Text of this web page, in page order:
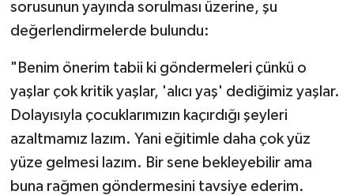
sorusunun yayında sorulması üzerine, şu
değerlendirmelerde bulundu:
"Benim önerim tabii ki göndermeleri çünkü o
yaşlar çok kritik yaşlar, 'alıcı yaş' dediğimiz yaşlar.
Dolayısıyla çocuklarımızın kaçırdığı şeyleri
azaltmamız lazım. Yani eğitimle daha çok yüz
yüze gelmesi lazım. Bir sene bekleyebilir ama
buna rağmen göndermesini tavsiye ederim.